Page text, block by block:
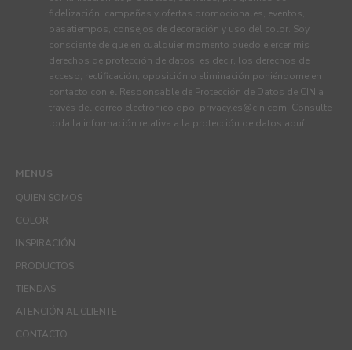
MENUS
QUIEN SOMOS
COLOR
INSPIRACIÓN
PRODUCTOS
TIENDAS
ATENCIÓN AL CLIENTE
CONTACTO
fidelización, campañas y ofertas promocionales, eventos,
pasatiempos, consejos de decoración y uso del color. Soy
consciente de que en cualquier momento puedo ejercer mis
derechos de protección de datos, es decir, los derechos de
acceso, rectificación, oposición o eliminación poniéndome en
contacto con el Responsable de Protección de Datos de CIN a
través del correo electrónico dpo_privacy.es@cin.com. Consulte
toda la información relativa a la protección de datos aquí.